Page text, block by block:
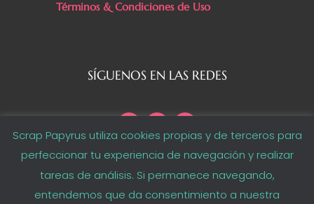
Términos & Condiciones de Uso
SÍGUENOS EN LAS REDES
@ Copyright Scrap Papyrus 2020 (Todos los derechos
Scrap Papyrus utiliza cookies propias y de terceros para
perfeccionar tu experiencia de navegación y realizar
tareas de análisis. Si permanece navegando,
entendemos que da consentimiento a nuestra